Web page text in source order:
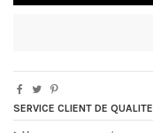
SERVICE CLIENT DE QUALITE